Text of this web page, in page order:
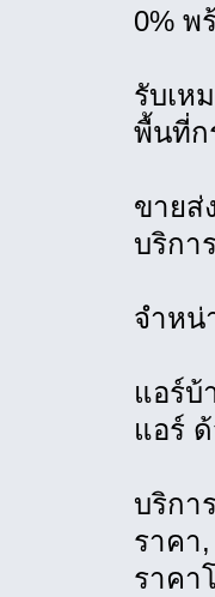
0% พ
รับเห
พื้นที่ก
ขายส่
บริกา
จำหน่
แอร์บ้
แอร์
บริกา
ราคา
ราคา